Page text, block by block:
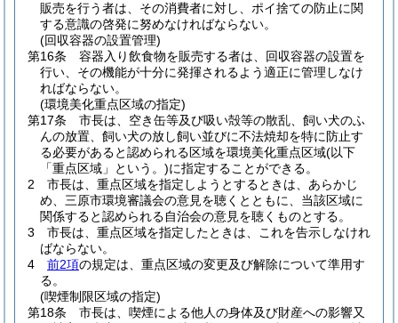
販売を行う者は、その消費者に対し、ポイ捨ての防止に関
する意識の啓発に努めなければならない。
(回収容器の設置管理)
第16条
容器入り飲食物を販売する者は、回収容器の設置を
行い、その機能が十分に発揮されるよう適正に管理しなけ
ればならない。
(環境美化重点区域の指定)
第17条
市長は、空き缶等及び吸い殻等の散乱、飼い犬のふ
んの放置、飼い犬の放し飼い並びに不法焼却を特に防止す
る必要があると認められる区域を環境美化重点区域(以下
「重点区域」という。)に指定することができる。
2
市長は、重点区域を指定しようとするときは、あらかじ
め、三原市環境審議会の意見を聴くとともに、当該区域に
関係すると認められる自治会の意見を聴くものとする。
3
市長は、重点区域を指定したときは、これを告示しなけれ
ばならない。
4
前2項の規定は、重点区域の変更及び解除について準用す
る。
(喫煙制限区域の指定)
第18条
市長は、喫煙による他人の身体及び財産への影響又